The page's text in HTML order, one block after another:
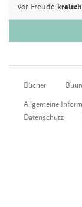
vor Freude
Bücher
Allgemeine
Datenschutz